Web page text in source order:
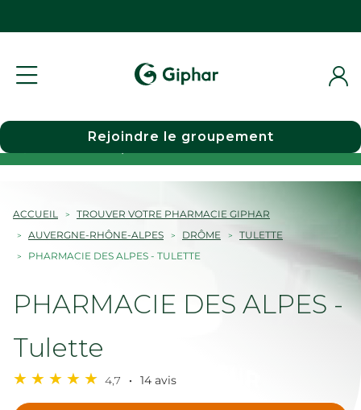
Choisir une pharmacie
Rejoindre le groupement
ACCUEIL
TROUVER VOTRE PHARMACIE GIPHAR
AUVERGNE-RHÔNE-ALPES
DRÔME
TULETTE
PHARMACIE DES ALPES - TULETTE
PHARMACIE DES ALPES -
Tulette
4,7 14 avis